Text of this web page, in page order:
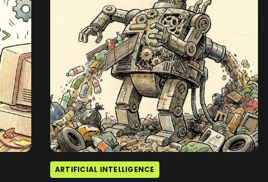
ARTIFICIAL INTELLIGENCE